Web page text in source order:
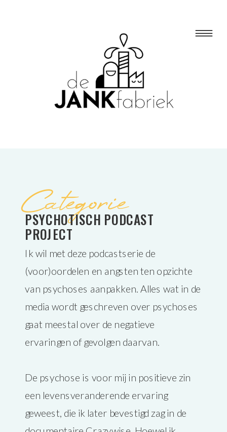
Categorie
PSYCHOTISCH PODCAST
PROJECT
Ik wil met deze podcastserie de
(voor)oordelen en angsten ten opzichte
van psychoses aanpakken. Alles wat in de
media wordt geschreven over psychoses
gaat meestal over de negatieve
ervaringen of gevolgen daarvan.
De psychose is voor mij in positieve zin
een levensveranderende ervaring
geweest, die ik later bevestigd zag in de